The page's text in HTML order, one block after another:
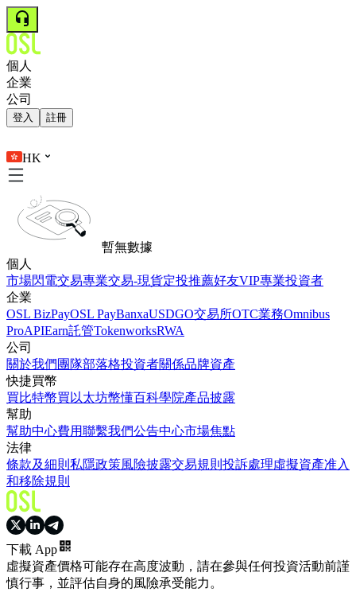
個人
企業
公司
登入 註冊
HK
暫無數據
個人
市場閃電交易專業交易-現貨定投推薦好友VIP專業投資者
企業
OSL BizPayOSL PayBanxaUSDGO交易所OTC業務Omnibus
ProAPIEarn託管TokenworksRWA
公司
關於我們 團隊部落格投資者關係品牌資產
快捷買幣
買比特幣買以太坊幣懂百科學院產品披露
幫助
幫助中心費用聯繫我們公告中心市場焦點
法律
條款及細則 私隱政策風險披露交易規則 投訴處理虛擬資產准入
和移除規則
下載 App
虛擬資產價格可能存在高度波動，請在參與任何投資活動前謹
慎行事，並評估自身的風險承受能力。